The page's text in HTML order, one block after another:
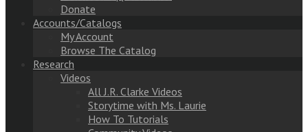
Donate
Accounts/Catalogs
My Account
Browse The Catalog
Research
Videos
All J.R. Clarke Videos
Storytime with Ms. Laurie
How To Tutorials